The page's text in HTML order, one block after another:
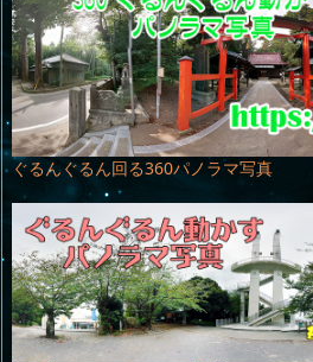
ぐるんぐるん回る360パノラマ写真